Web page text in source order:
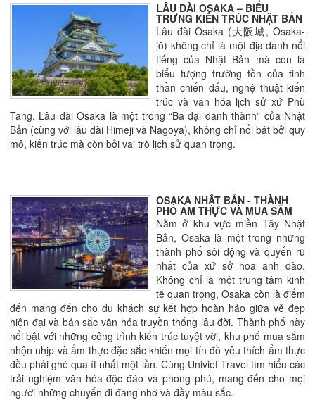
LÂU ĐÀI OSAKA – BIỂU
TRƯNG KIẾN TRÚC NHẬT BẢN
Lâu đài Osaka (大阪城, Osaka-
jō) không chỉ là một địa danh nổi
tiếng của Nhật Bản mà còn là
biểu tượng trường tồn của tinh
thần chiến đấu, nghệ thuật kiến
trúc và văn hóa lịch sử xứ Phù
Tang. Lâu đài Osaka là một trong “Ba đại danh thành” của Nhật
Bản (cùng với lâu đài Himeji và Nagoya), không chỉ nổi bật bởi quy
mô, kiến trúc mà còn bởi vai trò lịch sử quan trọng.
OSAKA NHẬT BẢN - THÀNH
PHỐ ẨM THỰC VÀ MUA SẮM
Nằm ở khu vực miền Tây Nhật
Bản, Osaka là một trong những
thành phố sôi động và quyến rũ
nhất của xứ sở hoa anh đào.
Không chỉ là một trung tâm kinh
tế quan trọng, Osaka còn là điểm
đến mang đến cho du khách sự kết hợp hoàn hảo giữa vẻ đẹp
hiện đại và bản sắc văn hóa truyền thống lâu đời. Thành phố này
nổi bật với những công trình kiến trúc tuyệt vời, khu phố mua sắm
nhộn nhịp và ẩm thực đặc sắc khiến mọi tín đồ yêu thích ẩm thực
đều phải ghé qua ít nhất một lần. Cùng Univiet Travel tìm hiểu các
trải nghiệm văn hóa độc đáo và phong phú, mang đến cho mọi
người những chuyến đi đáng nhớ và đầy màu sắc.